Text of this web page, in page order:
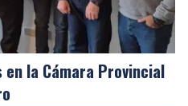
la Cámara Provincial